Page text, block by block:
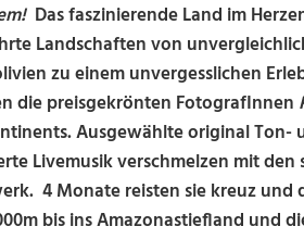
Das faszinierende Land im
Landschaften von
zu einem unvergesslichen
die preisgekrönten FotografInnen
Ausgewählte original Ton-
Livemusik verschmelzen mit
4 Monate reisten sie kreuz und
bis ins Amazonastiefland und